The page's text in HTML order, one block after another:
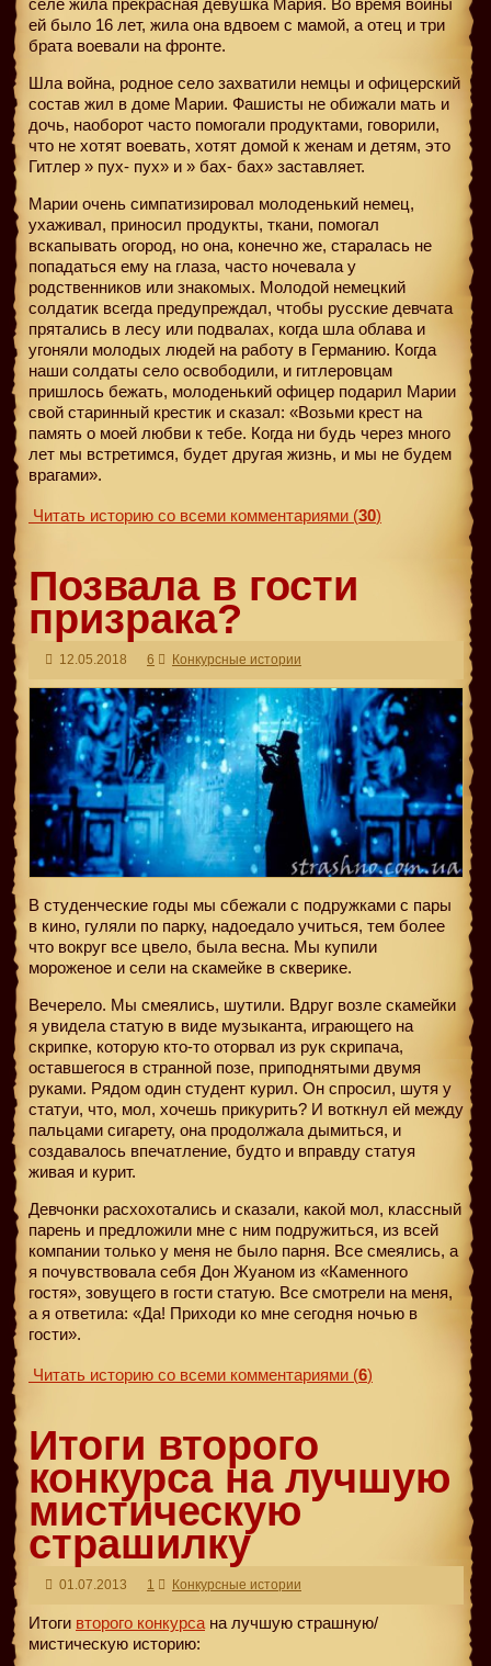
селе жила прекрасная девушка Мария. Во время войны
ей было 16 лет, жила она вдвоем с мамой, а отец и три
брата воевали на фронте.
Шла война, родное село захватили немцы и офицерский
состав жил в доме Марии. Фашисты не обижали мать и
дочь, наоборот часто помогали продуктами, говорили,
что не хотят воевать, хотят домой к женам и детям, это
Гитлер » пух- пух» и » бах- бах» заставляет.
Марии очень симпатизировал молоденький немец,
ухаживал, приносил продукты, ткани, помогал
вскапывать огород, но она, конечно же, старалась не
попадаться ему на глаза, часто ночевала у
родственников или знакомых. Молодой немецкий
солдатик всегда предупреждал, чтобы русские девчата
прятались в лесу или подвалах, когда шла облава и
угоняли молодых людей на работу в Германию. Когда
наши солдаты село освободили, и гитлеровцам
пришлось бежать, молоденький офицер подарил Марии
свой старинный крестик и сказал: «Возьми крест на
память о моей любви к тебе. Когда ни будь через много
лет мы встретимся, будет другая жизнь, и мы не будем
врагами».
Читать историю со всеми комментариями (30)
Позвала в гости
призрака?
12.05.2018 6 Конкурсные истории
В студенческие годы мы сбежали с подружками с пары
в кино, гуляли по парку, надоедало учиться, тем более
что вокруг все цвело, была весна. Мы купили
мороженое и сели на скамейке в скверике.
Вечерело. Мы смеялись, шутили. Вдруг возле скамейки
я увидела статую в виде музыканта, играющего на
скрипке, которую кто-то оторвал из рук скрипача,
оставшегося в странной позе, приподнятыми двумя
руками. Рядом один студент курил. Он спросил, шутя у
статуи, что, мол, хочешь прикурить? И воткнул ей между
пальцами сигарету, она продолжала дымиться, и
создавалось впечатление, будто и вправду статуя
живая и курит.
Девчонки расхохотались и сказали, какой мол, классный
парень и предложили мне с ним подружиться, из всей
компании только у меня не было парня. Все смеялись, а
я почувствовала себя Дон Жуаном из «Каменного
гостя», зовущего в гости статую. Все смотрели на меня,
а я ответила: «Да! Приходи ко мне сегодня ночью в
гости».
Читать историю со всеми комментариями (6)
Итоги второго
конкурса на лучшую
мистическую
страшилку
01.07.2013 1 Конкурсные истории
Итоги второго конкурса на лучшую страшную/
мистическую историю: